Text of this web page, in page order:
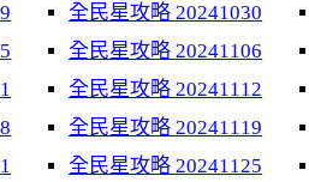
全民星攻略 20241030
全民星攻略 20241106
全民星攻略 20241112
全民星攻略 20241119
全民星攻略 20241125